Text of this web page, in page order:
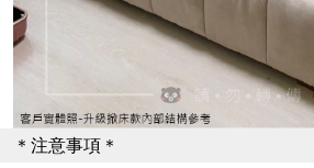
＊注意事項＊